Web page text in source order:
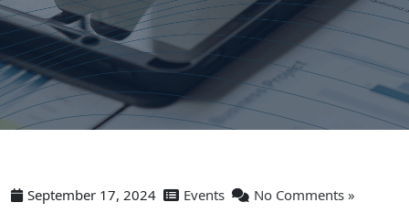
September 17, 2024 Events No Comments »